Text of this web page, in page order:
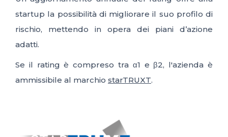
startup la possibilità di migliorare il suo profilo di
rischio, mettendo in opera dei piani d’azione
adatti.
Se il rating è compreso tra α1 e β2, l'azienda è
ammissibile al marchio starTRUXT.